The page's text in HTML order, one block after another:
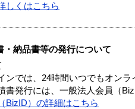
しくはこちら
・納品書等の発行について
ンでは、24時間いつでもオンラ
発行には、一般法人会員（
BizID）の詳細はこちら